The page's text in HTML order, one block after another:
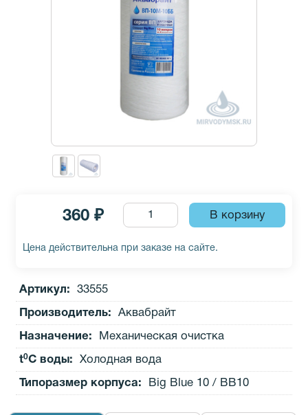
360 ₽
Цена действительна при заказе на сайте.
Артикул: 33555
Производитель: Аквабрайт
Назначение: Механическая очистка
t0C воды: Холодная вода
Типоразмер корпуса: Big Blue 10 / ВВ10